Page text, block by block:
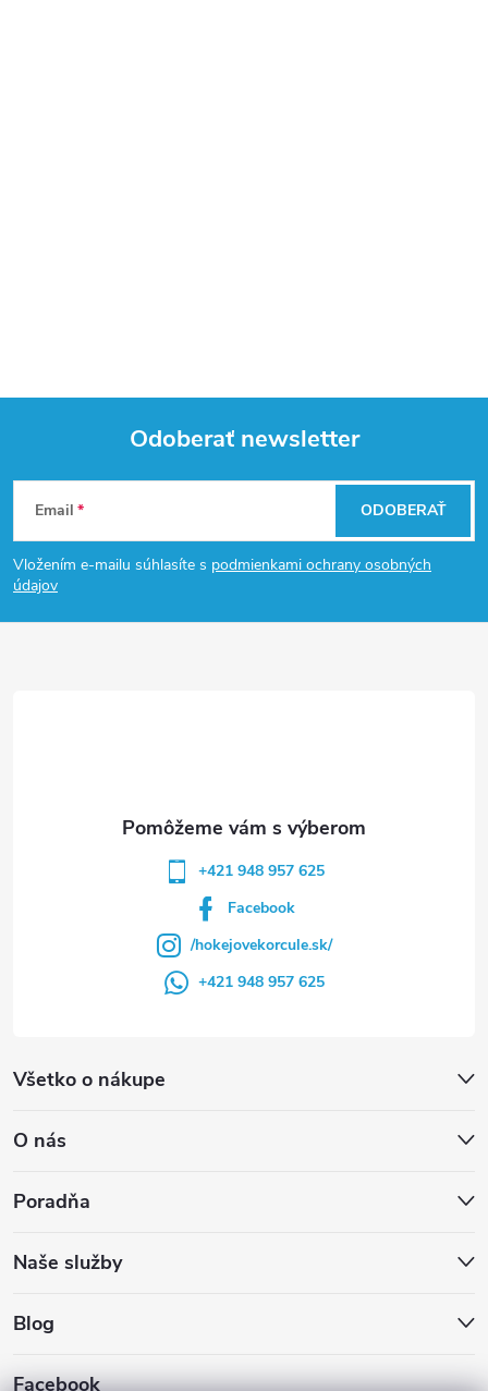
Z
á
p
Odoberať newsletter
Email
Vložením e-mailu súhlasíte s podmienkami ochrany osobných
údajov
ODOBERAŤ
Všetko o nákupe
O nás
Poradňa
Naše služby
Blog
Facebook
+421 948 957 625
Facebook
/hokejovekorcule.sk/
+421 948 957 625